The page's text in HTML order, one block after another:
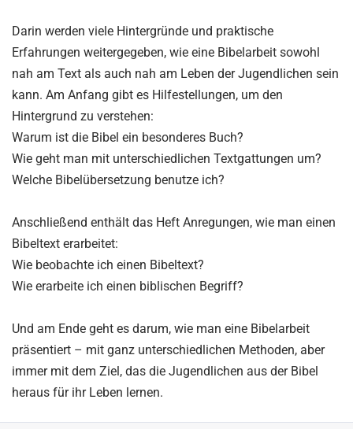
Darin werden viele Hintergründe und praktische
Erfahrungen weitergegeben, wie eine Bibelarbeit sowohl
nah am Text als auch nah am Leben der Jugendlichen sein
kann. Am Anfang gibt es Hilfestellungen, um den
Hintergrund zu verstehen:
Warum ist die Bibel ein besonderes Buch?
Wie geht man mit unterschiedlichen Textgattungen um?
Welche Bibelübersetzung benutze ich?
Anschließend enthält das Heft Anregungen, wie man einen
Bibeltext erarbeitet:
Wie beobachte ich einen Bibeltext?
Wie erarbeite ich einen biblischen Begriff?
Und am Ende geht es darum, wie man eine Bibelarbeit
präsentiert – mit ganz unterschiedlichen Methoden, aber
immer mit dem Ziel, das die Jugendlichen aus der Bibel
heraus für ihr Leben lernen.